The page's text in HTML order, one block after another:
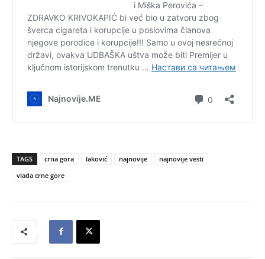
TAGS crna gora laković najnovije
najnovije vesti
vlada crne gore